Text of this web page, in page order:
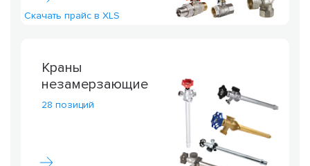
Скачать прайс в XLS
Краны
незамерзающие
28 позиций